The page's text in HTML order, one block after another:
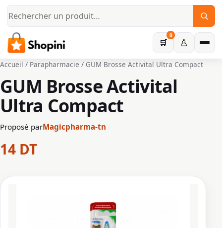
Aller au contenu principal
🛒
0
♙
Accueil / Parapharmacie / GUM Brosse Activital Ultra Compact
GUM Brosse Activital
Ultra Compact
Proposé parMagicpharma-tn
14 DT